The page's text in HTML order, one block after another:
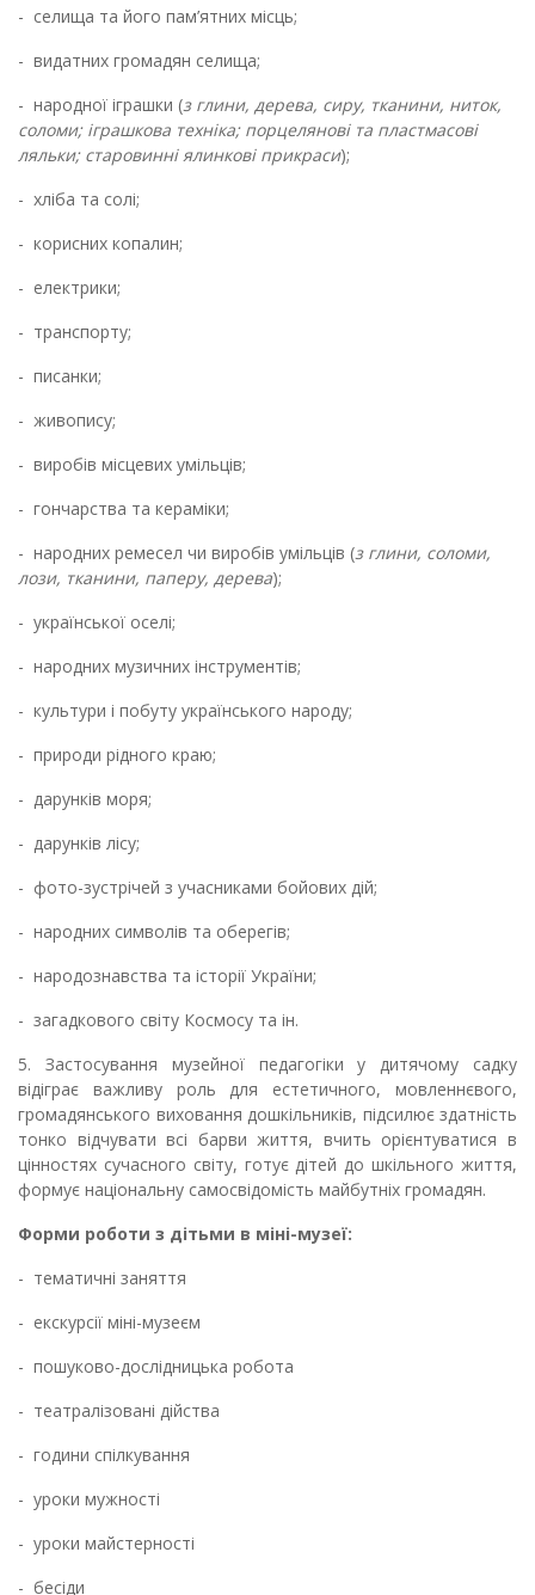
- селища та його пам’ятних місць;
- видатних громадян селища;
- народної іграшки (з глини, дерева, сиру, тканини, ниток,
соломи; іграшкова техніка; порцелянові та пластмасові
ляльки; старовинні ялинкові прикраси);
- хліба та солі;
- корисних копалин;
- електрики;
- транспорту;
- писанки;
- живопису;
- виробів місцевих умільців;
- гончарства та кераміки;
- народних ремесел чи виробів умільців (з глини, соломи,
лози, тканини, паперу, дерева);
- української оселі;
- народних музичних інструментів;
- культури і побуту українського народу;
- природи рідного краю;
- дарунків моря;
- дарунків лісу;
- фото-зустрічей з учасниками бойових дій;
- народних символів та оберегів;
- народознавства та історії України;
- загадкового світу Космосу та ін.
5. Застосування музейної педагогіки у дитячому садку
відіграє важливу роль для естетичного, мовленнєвого,
громадянського виховання дошкільників, підсилює здатність
тонко відчувати всі барви життя, вчить орієнтуватися в
цінностях сучасного світу, готує дітей до шкільного життя,
формує національну самосвідомість майбутніх громадян.
Форми роботи з дітьми в міні-музеї:
- тематичні заняття
- екскурсії міні-музеєм
- пошуково-дослідницька робота
- театралізовані дійства
- години спілкування
- уроки мужності
- уроки майстерності
- бесіди